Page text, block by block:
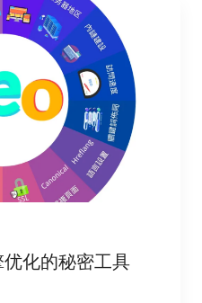
数据，你可以更好地理
站内容和用户体验，最
续增长。这不仅仅是简
化为实际的商业价值，
择合适的链接建设追踪
设追踪工具，它们的功能
工具至关重要，就像一
能更好地完成工作一
明确自己的需求和预
格昂贵；有些工具功能
据自己的实际情况，权
缺点： 除了以上这些工
值得考虑，例如
提升链接建设效率，让
界中脱颖而出，成为行
重要性：为什么它如此重
杂而精妙的领域中，链接
一张都代表着对你网站
量的链接越多，搜索引
名自然也就越高。这就
友越多，人脉越广，你
不仅仅关乎排名，更关
长远发展。一个强大的
高的品牌知名度和更多
的用户信任，为你的业
链接建设，就像建造一
根基不稳，随时可能坍
化的秘密工具